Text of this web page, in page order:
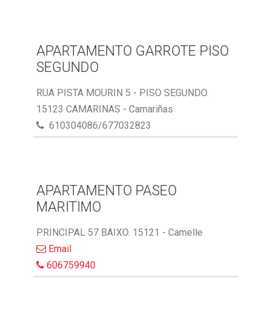
APARTAMENTO GARROTE PISO
SEGUNDO
RUA PISTA MOURIN 5 - PISO SEGUNDO.
15123 CAMARINAS - Camariñas
610304086/677032823
APARTAMENTO PASEO
MARITIMO
PRINCIPAL 57 BAIXO. 15121 - Camelle
Email
606759940